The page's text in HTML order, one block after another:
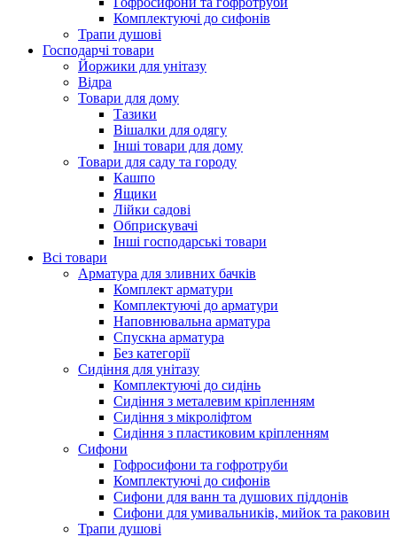
Комплектуючі до сифонів
Трапи душові
Господарчі товари
Йоржики для унітазу
Відра
Товари для дому
Тазики
Вішалки для одягу
Інші товари для дому
Товари для саду та городу
Кашпо
Ящики
Лійки садові
Обприскувачі
Інші господарські товари
Всі товари
Арматура для зливних бачків
Комплект арматури
Комплектуючі до арматури
Наповнювальна арматура
Спускна арматура
Без категорії
Сидіння для унітазу
Комплектуючі до сидінь
Сидіння з металевим кріпленням
Сидіння з мікроліфтом
Сидіння з пластиковим кріпленням
Сифони
Гофросифони та гофротруби
Комплектуючі до сифонів
Сифони для ванн та душових піддонів
Сифони для умивальників, мийок та раковин
Трапи душові